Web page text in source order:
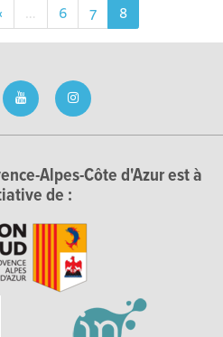
… 6 7 8
Alpes-Côte d'Azur est à
de :